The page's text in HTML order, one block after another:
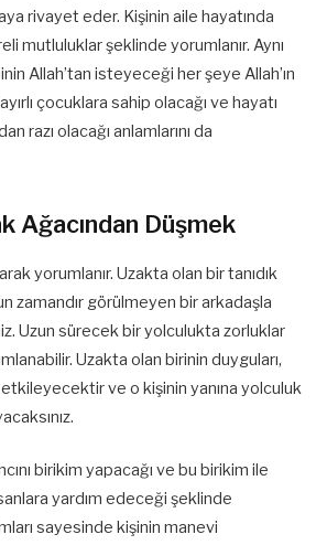
rivayet eder. Kişinin aile hayatında
mutluluklar şeklinde yorumlanır. Aynı
Allah’tan isteyeceği her şeye Allah’ın
çocuklara sahip olacağı ve hayatı
razı olacağı anlamlarını da
Ağacından Düşmek
yorumlanır. Uzakta olan bir tanıdık
zamandır görülmeyen bir arkadaşla
Uzun sürecek bir yolculukta zorluklar
Uzakta olan birinin duyguları,
ve o kişinin yanına yolculuk
birikim yapacağı ve bu birikim ile
yardım edeceği şeklinde
sayesinde kişinin manevi